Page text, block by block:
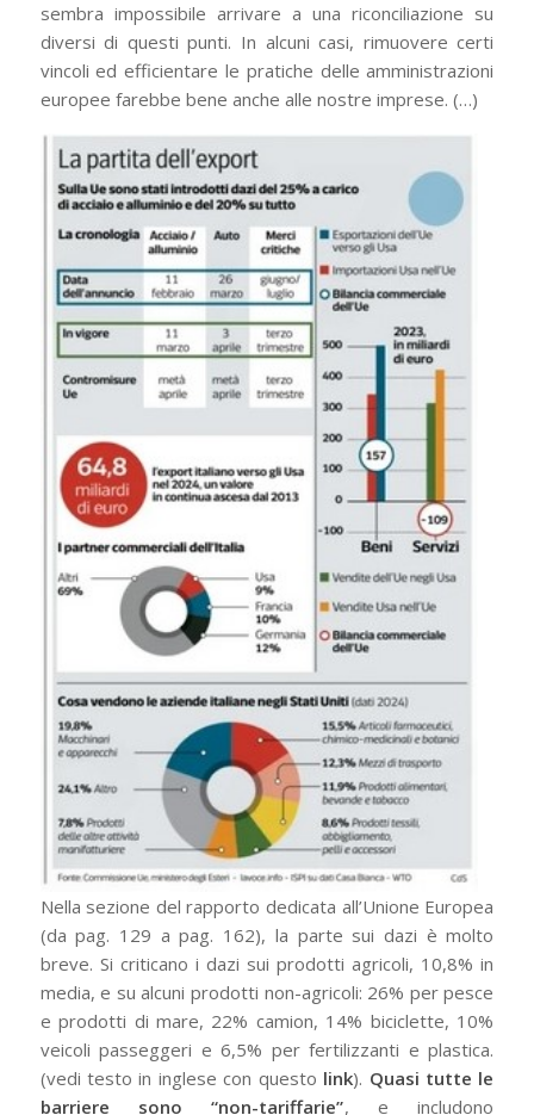
sembra impossibile arrivare a una riconciliazione su
diversi di questi punti. In alcuni casi, rimuovere certi
vincoli ed efficientare le pratiche delle amministrazioni
europee farebbe bene anche alle nostre imprese. (…)
Nella sezione del rapporto dedicata all’Unione Europea
(da pag. 129 a pag. 162), la parte sui dazi è molto
breve. Si criticano i dazi sui prodotti agricoli, 10,8% in
media, e su alcuni prodotti non-agricoli: 26% per pesce
e prodotti di mare, 22% camion, 14% biciclette, 10%
veicoli passeggeri e 6,5% per fertilizzanti e plastica.
(vedi testo in inglese con questo link). Quasi tutte le
barriere sono “non-tariffarie”, e includono